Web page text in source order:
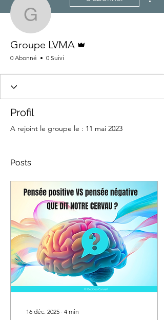
Groupe LVMA
Groupe LVMA
0 Abonné 0 Suivi
Profil
A rejoint le groupe le : 11 mai 2023
Posts
16 déc. 2025 ∙ 4 min